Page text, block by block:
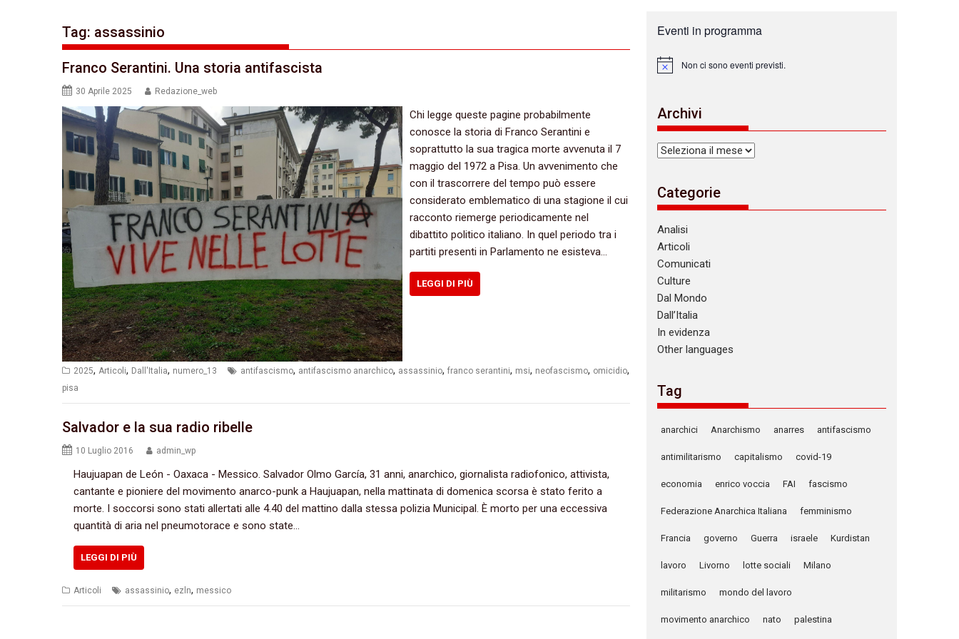
Tag: assassinio
Franco Serantini. Una storia antifascista
30 Aprile 2025 Redazione_web
Chi legge queste pagine probabilmente
conosce la storia di Franco Serantini e
soprattutto la sua tragica morte avvenuta il 7
maggio del 1972 a Pisa. Un avvenimento che
con il trascorrere del tempo può essere
considerato emblematico di una stagione il cui
racconto riemerge periodicamente nel
dibattito politico italiano. In quel periodo tra i
partiti presenti in Parlamento ne esisteva…
LEGGI DI PIÙ
2025, Articoli, Dall'Italia, numero_13 antifascismo, antifascismo anarchico, assassinio, franco serantini, msi, neofascismo, omicidio,
pisa
Salvador e la sua radio ribelle
10 Luglio 2016 admin_wp
Haujuapan de León‭ ‬-‭ ‬Oaxaca‭ ‬-‭ ‬Messico.‭ ‬Salvador Olmo García,‭ ‬31‭ ‬anni,‭ ‬anarchico,‭ ‬giornalista radiofonico,‭ ‬attivista,‭
‬cantante e pioniere del movimento anarco-punk a Haujuapan,‭ ‬nella mattinata di domenica scorsa è stato ferito a
morte.‭ ‬I soccorsi sono stati allertati alle‭ ‬4.40‭ ‬del mattino dalla stessa polizia Municipal.‭ ‬È morto per una eccessiva
quantità di aria nel pneumotorace e sono state…
LEGGI DI PIÙ
Articoli assassinio, ezln, messico
Eventi in programma
N
c
e
Non ci sono eventi previsti.
Archivi
Archivi
Categorie
Analisi
Articoli
Comunicati
Culture
Dal Mondo
Dall’Italia
In evidenza
Other languages
Tag
anarchici Anarchismo anarres antifascismo
antimilitarismo capitalismo covid-19
economia enrico voccia FAI fascismo
Federazione Anarchica Italiana femminismo
Francia governo Guerra israele Kurdistan
lavoro Livorno lotte sociali Milano
militarismo mondo del lavoro
movimento anarchico nato palestina